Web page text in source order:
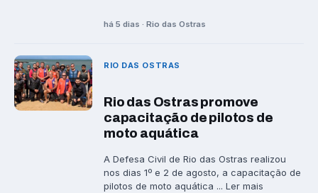
há 5 dias · Rio das Ostras
RIO DAS OSTRAS
Rio das Ostras promove
capacitação de pilotos de
moto aquática
A Defesa Civil de Rio das Ostras realizou
nos dias 1º e 2 de agosto, a capacitação de
pilotos de moto aquática ... Ler mais